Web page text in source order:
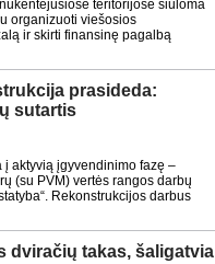
teritorijose siūloma
organizuoti viešosios
ir skirti finansinę pagalbą
prasideda:
sutartis
aktyvią įgyvendinimo fazę –
(su PVM) vertės rangos darbų
Rekonstrukcijos darbus
dviračių takas,